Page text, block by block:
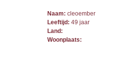
Naam: cleoember
Leeftijd: 49 jaar
Land:
Woonplaats: